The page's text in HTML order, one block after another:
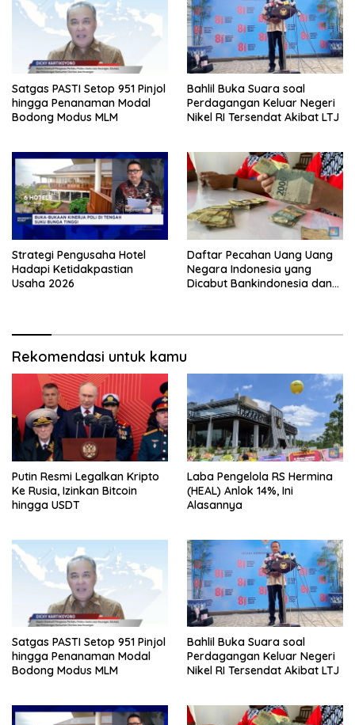
Satgas PASTI Setop 951 Pinjol
hingga Penanaman Modal
Bodong Modus MLM
Bahlil Buka Suara soal
Perdagangan Keluar Negeri
Nikel RI Tersendat Akibat LTJ
Strategi Pengusaha Hotel
Hadapi Ketidakpastian
Usaha 2026
Daftar Pecahan Uang Uang
Negara Indonesia yang
Dicabut Bankindonesia dan
Rekomendasi untuk kamu
Putin Resmi Legalkan Kripto
Ke Rusia, Izinkan Bitcoin
hingga USDT
Laba Pengelola RS Hermina
(HEAL) Anlok 14%, Ini
Alasannya
Satgas PASTI Setop 951 Pinjol
hingga Penanaman Modal
Bodong Modus MLM
Bahlil Buka Suara soal
Perdagangan Keluar Negeri
Nikel RI Tersendat Akibat LTJ